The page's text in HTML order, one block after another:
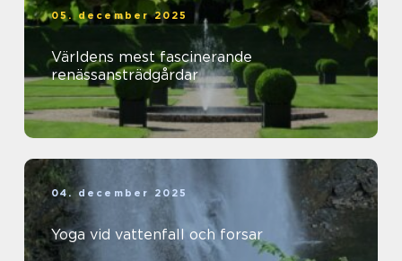
05. december 2025
Världens mest fascinerande
renässansträdgårdar
04. december 2025
Yoga vid vattenfall och forsar